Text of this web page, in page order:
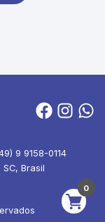
9 9158-0114
SC, Brasil
0